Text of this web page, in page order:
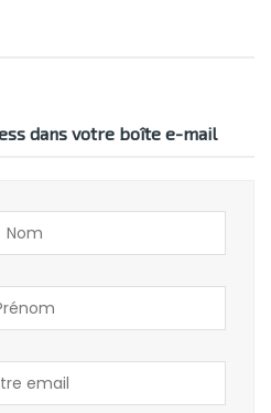
dans votre boîte e-mail